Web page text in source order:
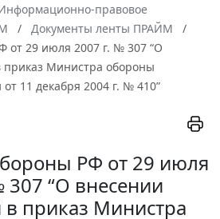
правовое
Документы ленты ПРАЙМ
от 29 июля 2007 г. № 307 “О
Министра обороны
11 декабря 2004 г. № 410”
РФ от 29 июля
307 “О внесении
приказ Министра